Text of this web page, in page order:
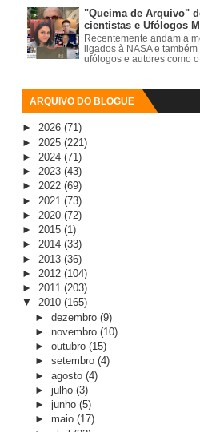
"Queima de Arquivo"
cientistas e Ufólogos
Recentemente andam a
ligados à NASA e
ufólogos e autores como o
ARQUIVO DO BLOGUE
► 2026 (71)
► 2025 (221)
► 2024 (71)
► 2023 (43)
► 2022 (69)
► 2021 (73)
► 2020 (72)
► 2015 (1)
► 2014 (33)
► 2013 (36)
► 2012 (104)
► 2011 (203)
▼ 2010 (165)
► dezembro (9)
► novembro (10)
► outubro (15)
► setembro (4)
► agosto (4)
► julho (3)
► junho (5)
► maio (17)